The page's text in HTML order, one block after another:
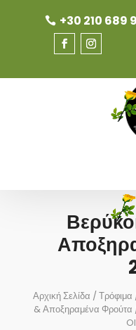
+30 210 689
Αρχική Σελίδα /Τρόφιμα
& Αποξηραμένα Φρούτα